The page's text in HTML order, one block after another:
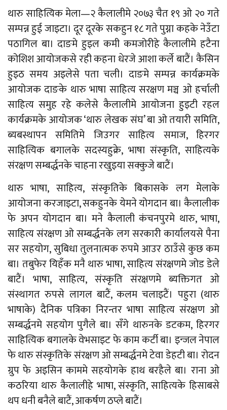
थारु साहित्यिक मेला—२ कैलालीमे २०७३ चैत १९ ओ २० गते
सम्पन्न हुई जाइटा। दूर दूरके सकहुन १८ गते पुग्ना कहके नेउँटा
पठागिल बा। दाङमे हुइल कमी कमजोरीहे कैलालीमे हटैना
कोशिश आयोजकसे रही कहना धेरजे आशा कर्ले बाटैं। कैसिन
हुइठ समय अइलेसे पता चली। दाङमे सम्पन्न कार्यक्रमके
आयोजक दाङके थारु भाषा साहित्य सरक्षण मञ्च ओ हर्चाली
साहित्य समुह रहे कलेसे कैलालीमे आयोजना हुइटी रहल
कार्यक्रमके आयोजक ‘थारु लेखक संघ’ बा ओ तयारी समिति,
ब्यबस्थापन समितिमे जिउगर साहित्य समाज, हिरगर
साहित्यिक बगालके सदस्यहुक्रे, भाषा संस्कृति, साहित्यके
संरक्षण सम्बर्द्धनके चाहना रखुइया सक्कुजे बाटैं।
थारु भाषा, साहित्य, संस्कृतिके बिकासके लग मेलाके
आयोजना करजाइटा, सकहुनके येमने योगदान बा। कैलालीक
फे अपन योगदान बा। मने कैलाली कंचनपुरमे थारु, भाषा,
साहित्य संरक्षण ओ सम्बर्द्धनके लग सरकारी कार्यालयसे पैना
सर सहयोग, सुबिधा तुलनात्मक रुपमे आउर ठाउँसे कुछ कम
बा। तबुफेर यिहँक मनै थारु भाषा, साहित्य संरक्षणमे जोड डेले
बाटैं। भाषा, साहित्य, संस्कृति संरक्षणमे ब्यक्तिगत ओ
संस्थागत रुपसे लागल बाटैं, कलम चलाइटैं। पहुरा (थारु
भाषाके) दैनिक पत्रिका निरन्तर भाषा साहित्य संरक्षण ओ
सम्बर्द्धनमे सहयोग पुगैले बा। सँगे थारुनके डटकम, हिरगर
साहित्यिक बगालके वेभसाइट फे काम कर्टी बा। इन्जल नेपाल
फे थारु संस्कृतिके संरक्षण ओ सम्बर्द्धनमे टेवा डेहटी बा। रोदन
ग्रुप फे अइसिन काममे सहयोगके हाथ बरहैले बा। राना ओ
कठरिया थारु कैलालीहे भाषा, संस्कृति, साहित्यके हिसाबसे
थप धनी बनैले बाटैं, आकर्षण ठप्ले बाटैं।